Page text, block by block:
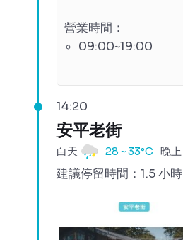
營業時間：
09:00~19:00
14:20
安平老街
白天 28 ~ 33°C 晚上
建議停留時間：1.5 小時